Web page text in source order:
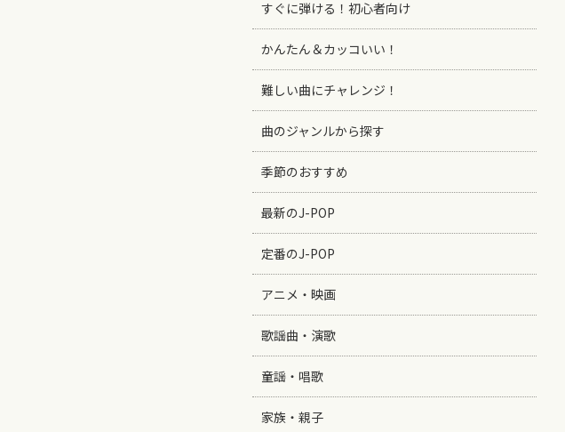
すぐに弾ける！初心者向け
かんたん＆カッコいい！
難しい曲にチャレンジ！
曲のジャンルから探す
季節のおすすめ
最新のJ-POP
定番のJ-POP
アニメ・映画
歌謡曲・演歌
童謡・唱歌
家族・親子